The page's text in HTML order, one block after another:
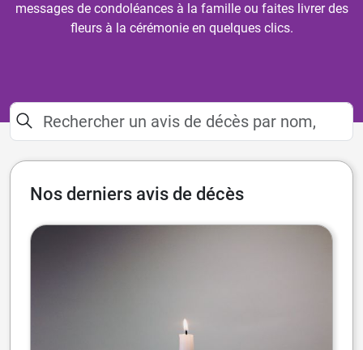
messages de condoléances à la famille ou faites livrer des
fleurs à la cérémonie en quelques clics.
Nos derniers avis de décès